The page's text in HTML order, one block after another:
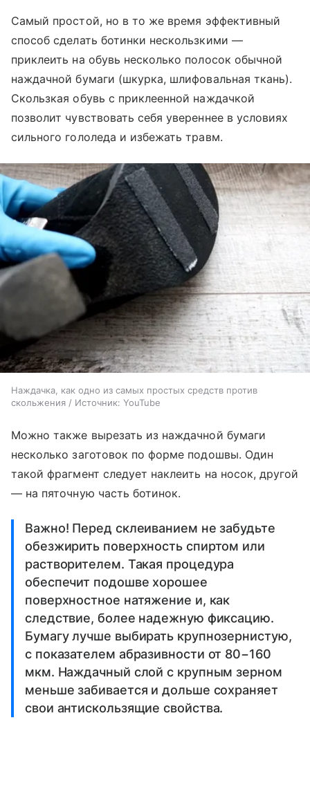
Самый простой, но в то же время эффективный
способ сделать ботинки нескользкими —
приклеить на обувь несколько полосок обычной
наждачной бумаги (шкурка, шлифовальная ткань).
Скользкая обувь с приклеенной наждачкой
позволит чувствовать себя увереннее в условиях
сильного гололеда и избежать травм.
Наждачка, как одно из самых простых средств против
скольжения / Источник: YouTube
Можно также вырезать из наждачной бумаги
несколько заготовок по форме подошвы. Один
такой фрагмент следует наклеить на носок, другой
— на пяточную часть ботинок.
Важно! Перед склеиванием не забудьте
обезжирить поверхность спиртом или
растворителем. Такая процедура
обеспечит подошве хорошее
поверхностное натяжение и, как
следствие, более надежную фиксацию.
Бумагу лучше выбирать крупнозернистую,
с показателем абразивности от 80−160
мкм. Наждачный слой с крупным зерном
меньше забивается и дольше сохраняет
свои антискользящие свойства.